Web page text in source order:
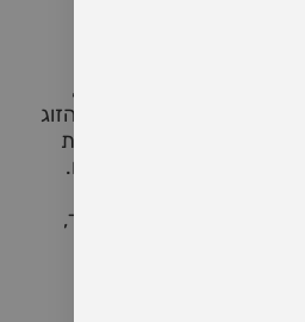
מודעת?
שמבוססת על פתיחות,
במצב שבו שני בני הזוג
המילים שלהם אלא גם את
שלהם לדינמיקה ביניהם.
לא מתוך כעס, אלא מתוך
והרצונות של כל אחד,
לשניכם.